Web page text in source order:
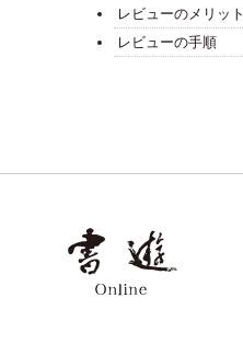
レビューのメリット
レビューの手順